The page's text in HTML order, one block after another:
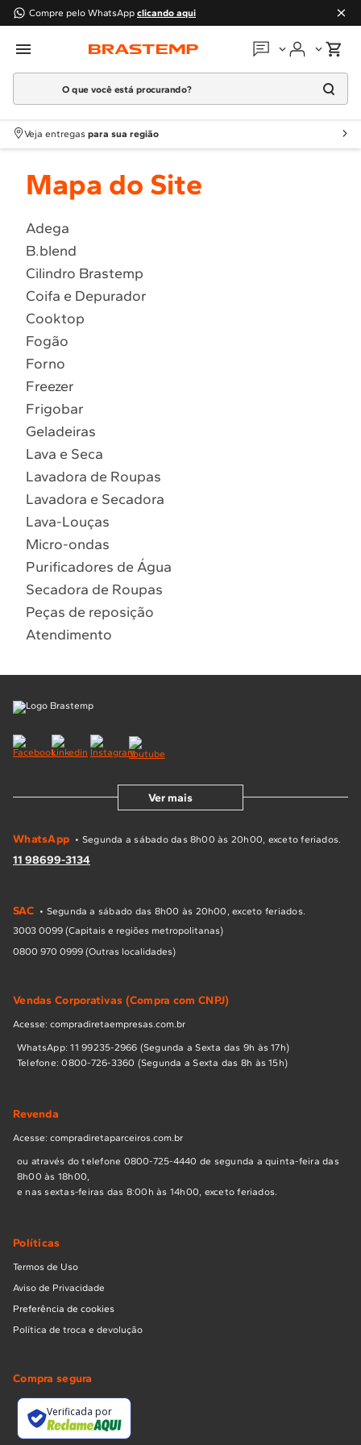
Compre pelo WhatsApp clicando aqui
Em que podemos
Atendimento Brastemp
Localizar assistência técnica
O que você está procurando?
Termos mais buscados
1º Geladeira
2
Fogao
4 º Lava Louça
5 º Cooktop
6º Microondas Brastemp
7º Forno
8º Embutir
9º Lava Seca
Veja entregas para sua região
Mapa do Site
Adega
B.blend
Cilindro Brastemp
Coifa e Depurador
Cooktop
Fogão
Forno
Freezer
Frigobar
Geladeiras
Lava e Seca
Lavadora de Roupas
Lavadora e Secadora
Lava-Louças
Micro-ondas
Purificadores de Água
Secadora de Roupas
Peças de reposição
Atendimento
Ver mais
WhatsApp • Segunda a sábado das 8h00 às 20h00, exceto feriados.
11 98699-3134
SAC • Segunda a sábado das 8h00 às 20h00, exceto feriados.
3003 0099 (Capitais e regiões metropolitanas)
0800 970 0999 (Outras localidades)
Vendas Corporativas (Compra com CNPJ)
Acesse: compradiretaempresas.com.br
WhatsApp: 11 99235-2966 (Segunda a Sexta das 9h às 17h)
Telefone: 0800-726-3360 (Segunda a Sexta das 8h às 15h)
Revenda
Acesse: compradiretaparceiros.com.br
ou através do telefone 0800-725-4440 de segunda a quinta-feira das
8h00 às 18h00,
e nas sextas-feiras das 8:00h às 14h00, exceto feriados.
Políticas
Termos de Uso
Aviso de Privacidade
Preferência de cookies
Política de troca e devolução
Compra segura
Verificada por